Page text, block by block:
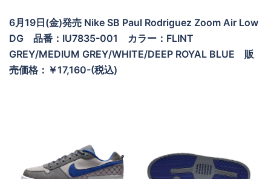
6月19日(金)発売 Nike SB Paul Rodriguez Zoom Air Low
DG 品番：IU7835-001 カラー：FLINT
GREY/MEDIUM GREY/WHITE/DEEP ROYAL BLUE
販
売価格：￥17,160-(税込)